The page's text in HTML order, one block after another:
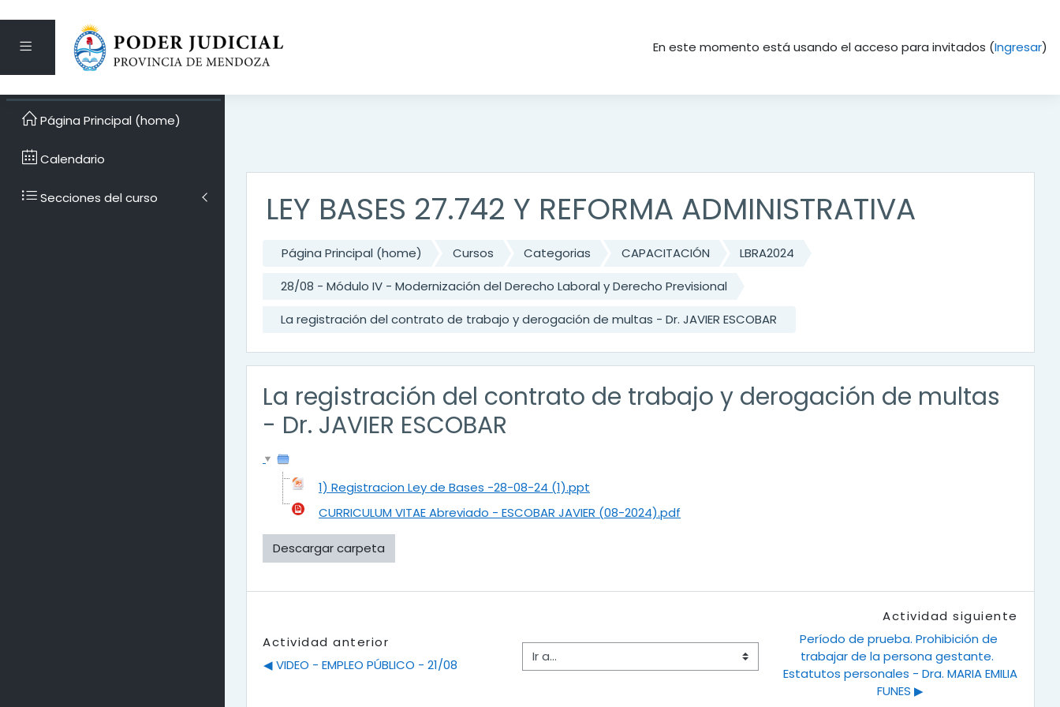
Pánel lateral En este momento está usando el acceso para invitados (Ingresar)
Saltar al contenido principal
LEY BASES 27.742 Y REFORMA ADMINISTRATIVA
Página Principal (home) Cursos Categorias CAPACITACIÓN
LBRA2024
28/08 - Módulo IV - Modernización del Derecho Laboral y Derecho Previsional
La registración del contrato de trabajo y derogación de multas - Dr. JAVIER ESCOBAR
La registración del contrato de trabajo y derogación de multas
- Dr. JAVIER ESCOBAR
1) Registracion Ley de Bases -28-08-24 (1).ppt
CURRICULUM VITAE Abreviado - ESCOBAR JAVIER (08-2024).pdf
Descargar carpeta
Actividad anterior
◀︎ VIDEO - EMPLEO PÚBLICO - 21/08
Ir a...
Actividad siguiente
Período de prueba. Prohibición de
trabajar de la persona gestante.
Estatutos personales - Dra. MARIA EMILIA
FUNES ▶︎
Página Principal (home)
Calendario
Secciones del curso